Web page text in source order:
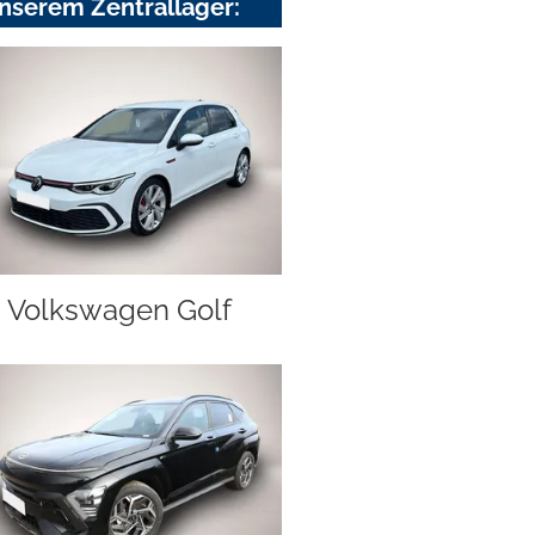
Zentrallager:
Volkswagen Golf